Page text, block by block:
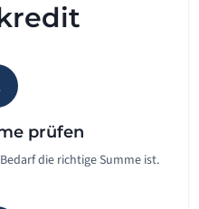
prüfen
die richtige Summe ist.